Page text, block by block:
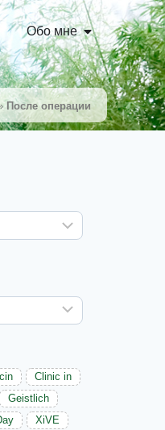
Обо мне
После операции
Clinic in
Geistlich
XiVE